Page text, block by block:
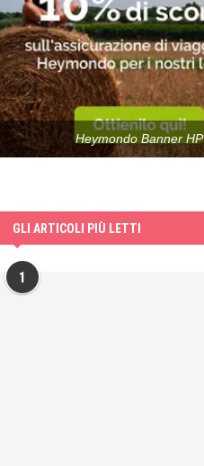
Heymondo Banner HP
GLI ARTICOLI PIÙ LETTI
1